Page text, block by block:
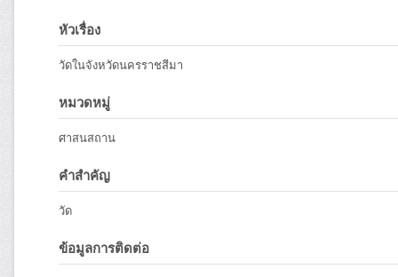
หัวเรื่อง
วัดในจังหวัดนครราชสีมา
หมวดหมู่
ศาสนสถาน
คำสำคัญ
วัด
ข้อมูลการติดต่อ